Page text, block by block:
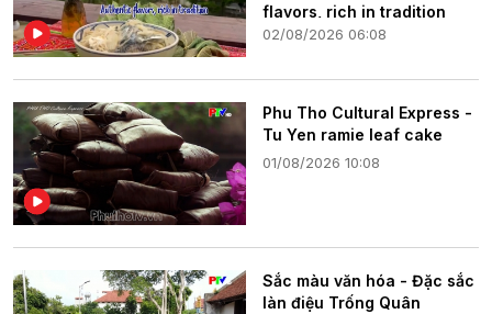
flavors, rich in tradition
02/08/2026 06:08
Phu Tho Cultural Express -
Tu Yen ramie leaf cake
01/08/2026 10:08
Sắc màu văn hóa - Đặc sắc
làn điệu Trống Quân